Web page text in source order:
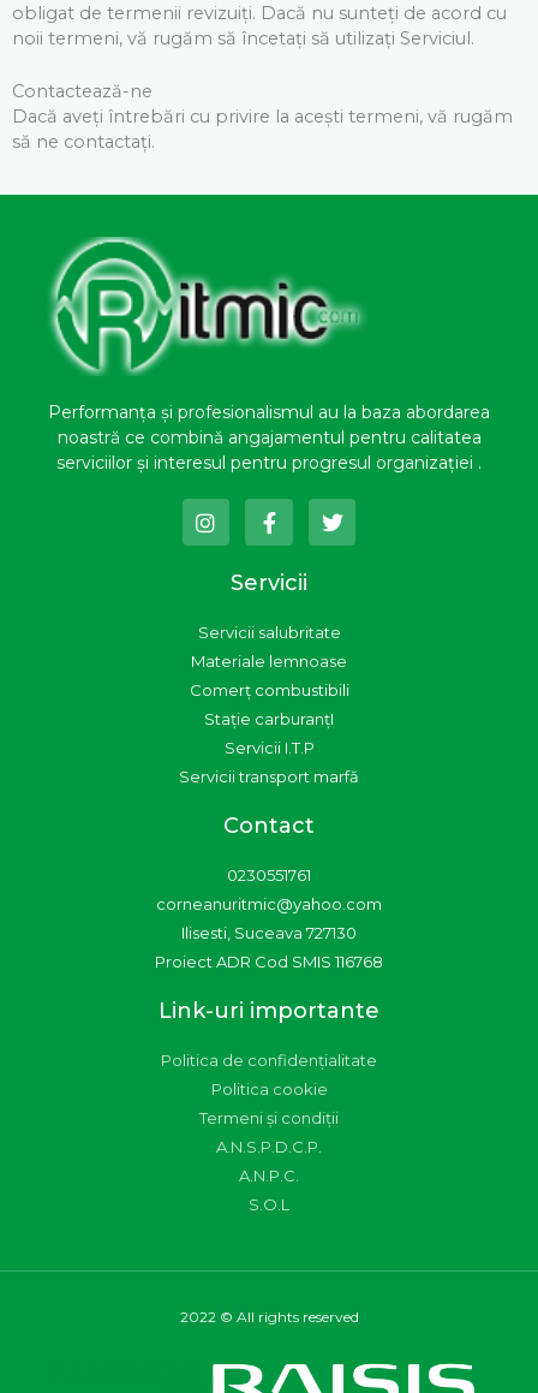
obligat de termenii revizuiți. Dacă nu sunteți de acord cu
noii termeni, vă rugăm să încetați să utilizați Serviciul.
Contactează-ne
Dacă aveți întrebări cu privire la acești termeni, vă rugăm
să ne contactați.
Performanța și profesionalismul au la baza abordarea
noastră ce combină angajamentul pentru calitatea
serviciilor și interesul pentru progresul organizației .
I
n
s
r
a
m
F
a
c
e
b
o
k
-
f
T
w
i
r
Servicii
Servicii salubritate
Materiale lemnoase
Comerț combustibili
Stație carburanțI
Servicii I.T.P
Servicii transport marfă
Contact
0230551761
corneanuritmic@yahoo.com
Ilisesti, Suceava 727130
Proiect ADR Cod SMIS 116768
Link-uri importante
Politica de confidențialitate
Politica cookie
Termeni și condiții
A.N.S.P.D.C.P.
A.N.P.C.
S.O.L
2022 © All rights reserved